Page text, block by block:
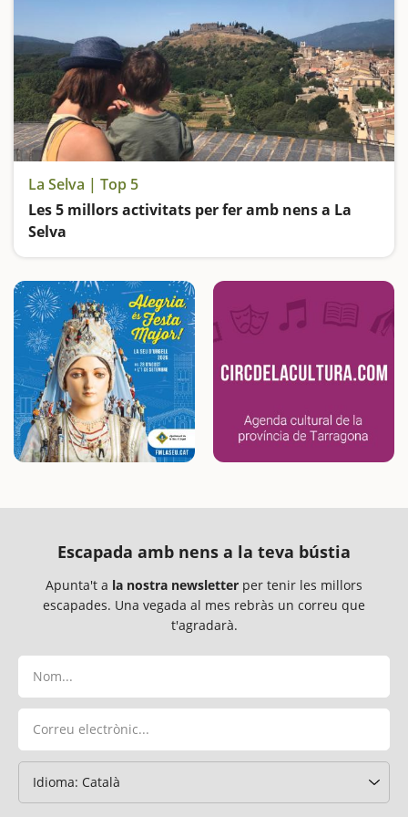
La Selva | Top 5
Les 5 millors activitats per fer amb nens a La
Selva
Escapada amb nens a la teva bústia
Apunta't a la nostra newsletter per tenir les millors
escapades. Una vegada al mes rebràs un correu que
t'agradarà.